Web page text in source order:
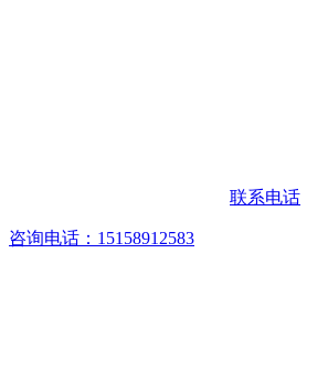
联系电话
咨询电话：15158912583